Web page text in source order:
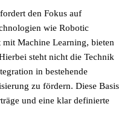
den Fokus auf
wie Robotic
mit Machine Learning, bieten
steht nicht die Technik
in bestehende
zu fördern. Diese Basis
und eine klar definierte